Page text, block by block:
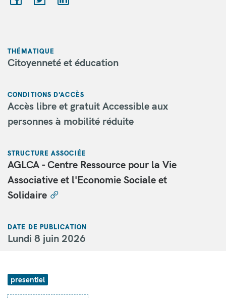
THÉMATIQUE
Citoyenneté et éducation
CONDITIONS D'ACCÈS
Accès libre et gratuit Accessible aux
personnes à mobilité réduite
STRUCTURE ASSOCIÉE
AGLCA - Centre Ressource pour la Vie
Associative et l'Economie Sociale et
Solidaire
DATE DE PUBLICATION
Lundi 8 juin 2026
presentiel